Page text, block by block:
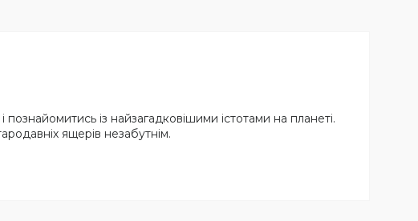
із найзагадковішими істотами на планеті.
ящерів незабутнім.